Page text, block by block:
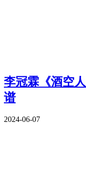
李冠霖《酒空
谱
2024-06-07